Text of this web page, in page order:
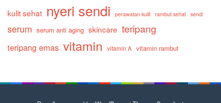
kulit sehat nyeri sendi perawatan kulit rambut sehat sendi
serum serum anti aging skincare teripang
teripang emas vitamin vitamin A vitamin rambut